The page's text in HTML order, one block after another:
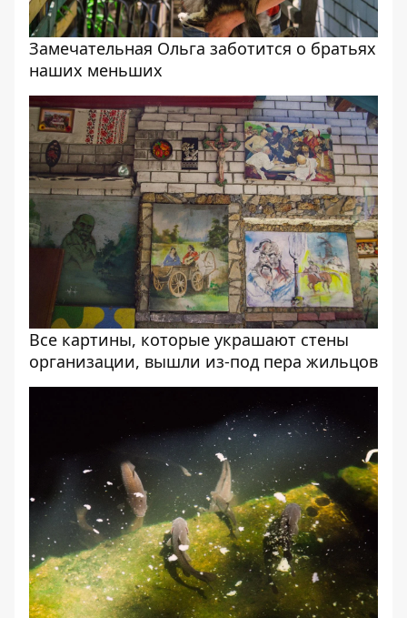
Замечательная Ольга заботится о братьях
наших меньших
Все картины, которые украшают стены
организации, вышли из-под пера жильцов